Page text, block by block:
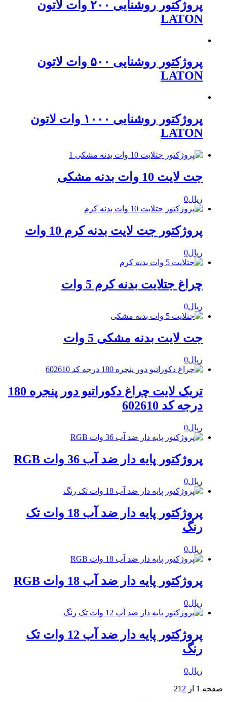
پروژکتور روشنایی ۲۰۰ وات لاتون
LATON
پروژکتور روشنایی ۵۰۰ وات لاتون
LATON
پروژکتور روشنایی ۱۰۰۰ وات لاتون
LATON
جت لایت 10 وات بدنه مشکی
ریال0
پروژکتور جت لایت بدنه کرم 10 وات
ریال0
چراغ جتلایت بدنه کرم 5 وات
ریال0
جت لایت بدنه مشکی 5 وات
ریال0
تریک لایت چراغ دکوراتیو دور پنجره 180
درجه کد 602610
ریال0
پروژکتور پایه دار ضد آب 36 وات RGB
ریال0
پروژکتور پایه دار ضد آب 18 وات تک
رنگ
ریال0
پروژکتور پایه دار ضد آب 18 وات RGB
ریال0
پروژکتور پایه دار ضد آب 12 وات تک
رنگ
ریال0
صفحه 1 از 2 1 2